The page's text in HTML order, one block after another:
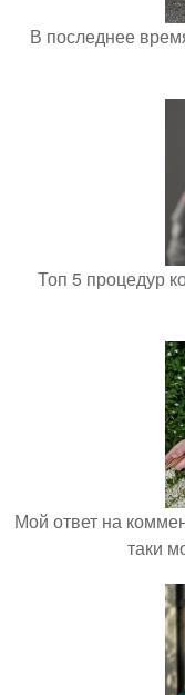
В последнее
Топ 5 процедур
Мой ответ на
таки